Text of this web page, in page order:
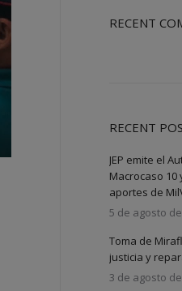
RECENT
RECENT
JEP emite el
Macrocaso 10
aportes de
5 de agosto
Toma de
justicia y
3 de agosto